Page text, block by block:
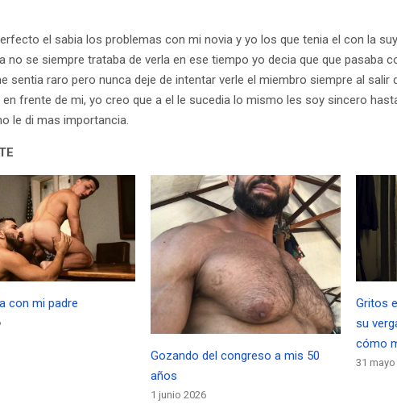
el sabia los problemas con mi novia y yo los que tenia el con la
no se siempre trataba de verla en ese tiempo yo decia que que pasaba
sentia raro pero nunca deje de intentar verle el miembro siempre al salir
frente de mi, yo creo que a el le sucedia lo mismo les soy sincero
le di mas importancia.
con mi padre
Gozando del congreso a mis 50
años
1 junio 2026
Gritos
su
cómo
31